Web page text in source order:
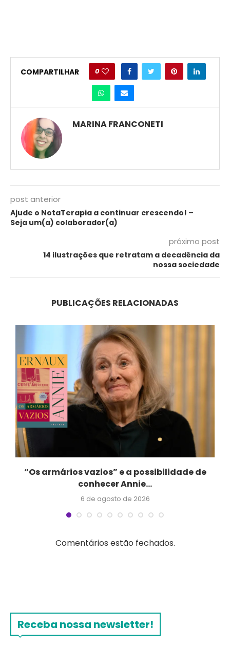
COMPARTILHAR 0
MARINA FRANCONETI
post anterior
Ajude o NotaTerapia a continuar crescendo! –
Seja um(a) colaborador(a)
próximo post
14 ilustrações que retratam a decadência da
nossa sociedade
PUBLICAÇÕES RELACIONADAS
“Os armários vazios” e a possibilidade de
conhecer Annie...
6 de agosto de 2026
Comentários estão fechados.
Receba nossa newsletter!